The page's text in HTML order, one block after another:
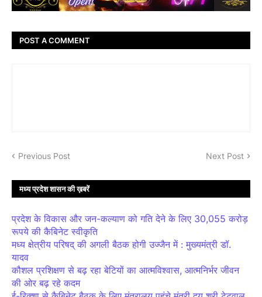
POST A COMMENT
Previous Post Next Post
मध्य प्रदेश शासन की ख़बरें
प्रदेश के विकास और जन-कल्याण को गति देने के लिए 30,055 करोड़
रूपये की कैबिनेट स्वीकृति
मध्य क्षेत्रीय परिषद् की अगली बैठक होगी उज्जैन में : मुख्यमंत्री डॉ.
यादव
कौशल प्रशिक्षण से बढ़ रहा बेटियों का आत्मविश्वास, आत्मनिर्भर जीवन
की ओर बढ़ रहे कदम